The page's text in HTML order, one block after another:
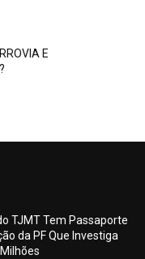
E
TJMT Tem Passaporte
da PF Que Investiga